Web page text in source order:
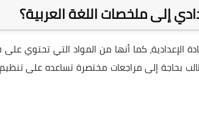
إلى ملخصات اللغة العربية؟
الإعدادية، كما أنها من المواد التي تحتوي
بحاجة إلى مراجعات مختصرة تساعده على